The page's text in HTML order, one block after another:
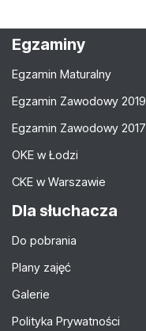
Egzaminy
Egzamin Maturalny
Egzamin Zawodowy 2019
Egzamin Zawodowy 2017
OKE w Łodzi
CKE w Warszawie
Dla słuchacza
Do pobrania
Plany zajęć
Galerie
Polityka Prywatności